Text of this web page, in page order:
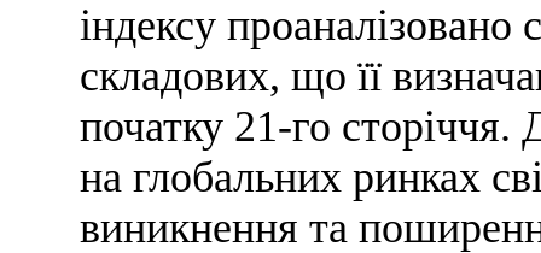
індексу проаналізовано
складових, що її
початку 21-го
на глобальних ринках
виникнення та